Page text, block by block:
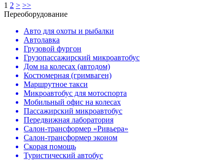
1 2 > >>
Переоборудование
Авто для охоты и рыбалки
Автолавка
Грузовой фургон
Грузопассажирский микроавтобус
Дом на колесах (автодом)
Костюмерная (гримваген)
Маршрутное такси
Микроавтобус для мотоспорта
Мобильный офис на колесах
Пассажирский микроавтобус
Передвижная лаборатория
Салон-трансформер «Ривьера»
Салон-трансформер эконом
Скорая помощь
Туристический автобус